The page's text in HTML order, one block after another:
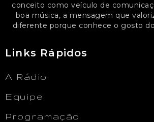
conceito como veículo de
boa música, a mensagem que
diferente porque conhece o gosto
Links Rápidos
A Rádio
Equipe
Programação